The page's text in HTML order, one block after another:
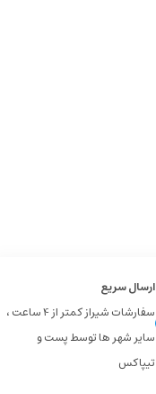
ارسال سریع
سفارشات شیراز کمتر از 4 ساعت ،
سایر شهر ها توسط پست و
تیپاکس